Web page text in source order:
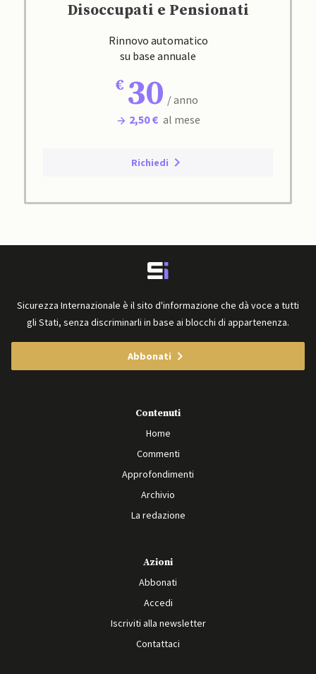
Disoccupati e Pensionati
Rinnovo automatico
su base annuale
30 / anno
2,50 € al mese
Richiedi
Sicurezza Internazionale è il sito d'informazione che dà voce a tutti
gli Stati, senza discriminarli in base ai blocchi di appartenenza.
Abbonati
Contenuti
Home
Commenti
Approfondimenti
Archivio
La redazione
Azioni
Abbonati
Accedi
Iscriviti alla newsletter
Contattaci